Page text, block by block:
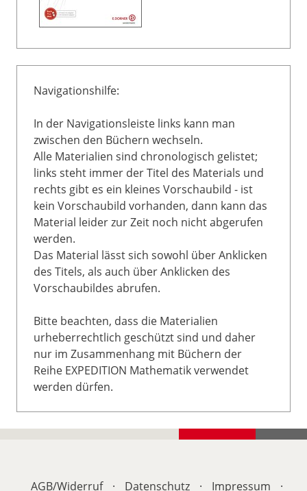
Navigationshilfe:
In der Navigationsleiste links kann man
zwischen den Büchern wechseln.
Alle Materialien sind chronologisch gelistet;
links steht immer der Titel des Materials und
rechts gibt es ein kleines Vorschaubild - ist
kein Vorschaubild vorhanden, dann kann das
Material leider zur Zeit noch nicht abgerufen
werden.
Das Material lässt sich sowohl über Anklicken
des Titels, als auch über Anklicken des
Vorschaubildes abrufen.
Bitte beachten, dass die Materialien
urheberrechtlich geschützt sind und daher
nur im Zusammenhang mit Büchern der
Reihe EXPEDITION Mathematik verwendet
werden dürfen.
AGB/Widerruf · Datenschutz · Impressum ·